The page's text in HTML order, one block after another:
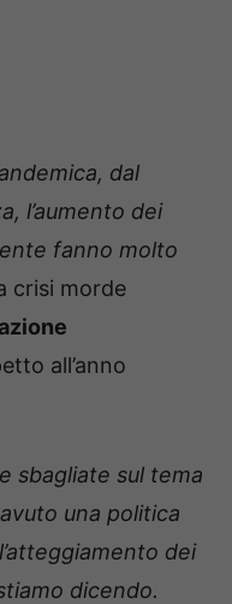
dal
l’aumento dei
fanno molto
crisi morde
all’anno
sbagliate sul tema
una politica
dei
dicendo.